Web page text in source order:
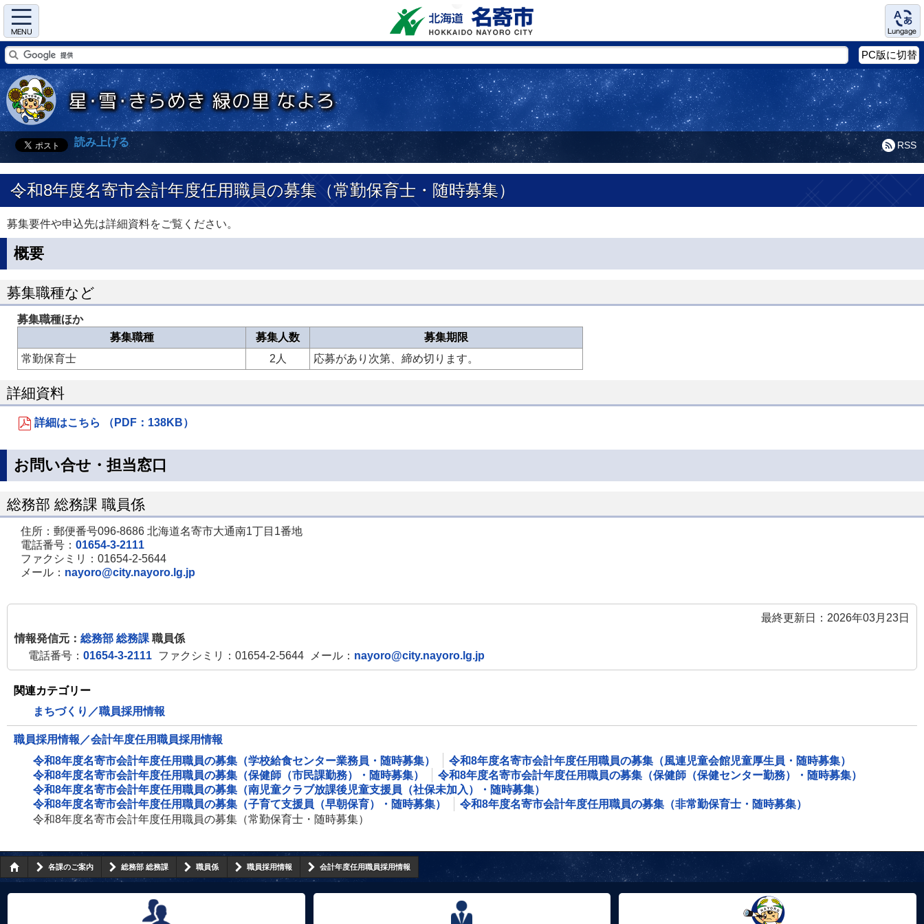
Menu Language
PC版に切替
RSS
読み上げる
令和8年度名寄市会計年度任用職員の募集（常勤保育士・随時募集）
募集要件や申込先は詳細資料をご覧ください。
概要
募集職種など
募集職種ほか
募集職種
募集人数
募集期限
常勤保育士
2人 応募があり次第、締め切ります。
詳細資料
詳細はこちら （PDF：138KB）
お問い合せ・担当窓口
総務部 総務課 職員係
住所：郵便番号096-8686 北海道名寄市大通南1丁目1番地
電話番号： 01654-3-2111
ファクシミリ：01654-2-5644
メール： nayoro@city.nayoro.lg.jp
最終更新日：2026年03月23日
情報発信元： 総務部 総務課 職員係
電話番号： 01654-3-2111 ファクシミリ：01654-2-5644 メール： nayoro@city.nayoro.lg.jp
関連カテゴリー
まちづくり／職員採用情報
職員採用情報／会計年度任用職員採用情報
令和8年度名寄市会計年度任用職員の募集（学校給食センター業務員・随時募集）
令和8年度名寄市会計年度任用職員の募集（風連児童会館児童厚生員・随時募集）
令和8年度名寄市会計年度任用職員の募集（保健師（市民課勤務）・随時募集）
令和8年度名寄市会計年度任用職員の募集（保健師（保健センター勤務）・随時募集）
令和8年度名寄市会計年度任用職員の募集（南児童クラブ放課後児童支援員（社保未加入）・随時募集）
令和8年度名寄市会計年度任用職員の募集（子育て支援員（早朝保育）・随時募集）
令和8年度名寄市会計年度任用職員の募集（非常勤保育士・随時募集）
令和8年度名寄市会計年度任用職員の募集（常勤保育士・随時募集）
各課のご案内 総務部 総務課 職員係 職員採用情報 会計年度任用職員採用情報